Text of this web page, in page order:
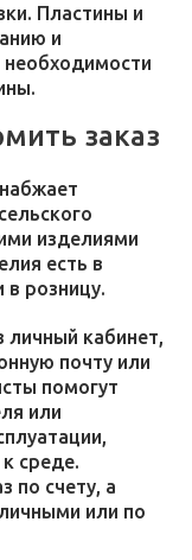
Пластины и
и
необходимости
заказ
изделиями
есть в
розницу.
личный кабинет,
почту или
помогут
или
среде.
по счету, а
или по